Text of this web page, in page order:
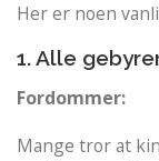
Her er noen
1. Alle
Fordommer:
Mange tror at